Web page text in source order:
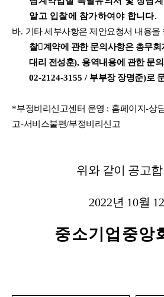
알고 입찰에 참가하여야 합니다.
바. 기타 세부사항은 제안요청서 내용을
찰계약에 관한 문의사항은 총무회
대리 전성훈), 용역내용에 관한 문
02-2124-3155 / 부부장 장명준)로
*부정비리신고센터 운영 : 홈페이지-상
고-서비스불편/부정비리신고
위와 같이 공고
2022년 10월 12
중소기업중앙